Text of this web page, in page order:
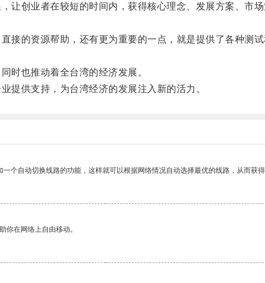
创业者在较短的时间内，获得核心理念、发展方案、市
的资源帮助，还有更为重要的一点，就是提供了各种测
也推动着全台湾的经济发展。
供支持，为台湾经济的发展注入新的活力。
个自动切换线路的功能，这样就可以根据网络情况自动选择最优的线路，从而获得
你在网络上自由移动。